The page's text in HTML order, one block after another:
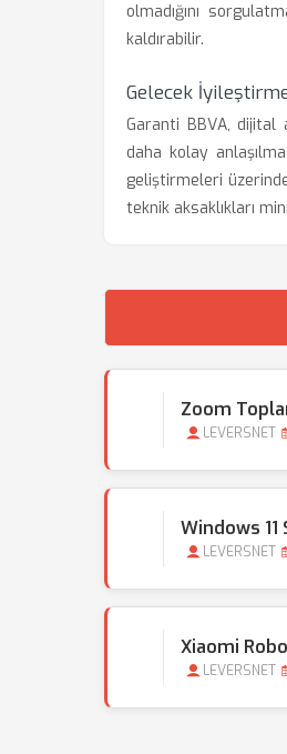
olmadığını
kaldırabilir.
Gelecek
Garanti BBVA, dijital
daha kolay
geliştirmeleri
teknik aksaklıkları
Zoom
LEVERSNET
Windows 11
LEVERSNET
Xiaomi
LEVERSNET